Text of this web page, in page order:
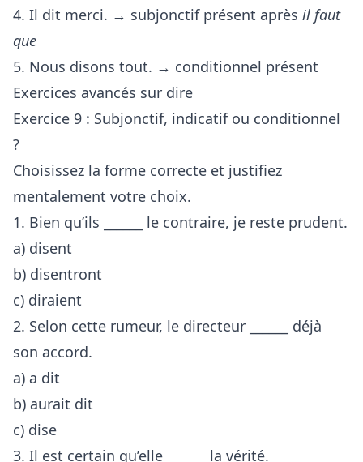
4. Il dit merci. → subjonctif présent après il faut
que
5. Nous disons tout. → conditionnel présent
Exercices avancés sur dire
Exercice 9 : Subjonctif, indicatif ou conditionnel
?
Choisissez la forme correcte et justifiez
mentalement votre choix.
1. Bien qu’ils ______ le contraire, je reste prudent.
a) disent
b) disentront
c) diraient
2. Selon cette rumeur, le directeur ______ déjà
son accord.
a) a dit
b) aurait dit
c) dise
3. Il est certain qu’elle ______ la vérité.